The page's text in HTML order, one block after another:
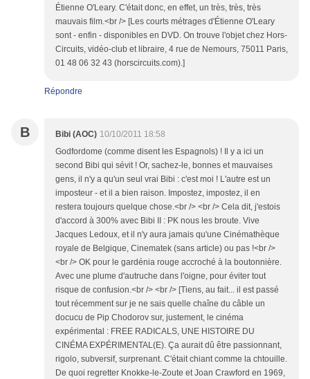
Étienne O'Leary. C'était donc, en effet, un très, très, très
mauvais film.<br /> [Les courts métrages d'Étienne O'Leary
sont - enfin - disponibles en DVD. On trouve l'objet chez Hors-
Circuits, vidéo-club et libraire, 4 rue de Nemours, 75011 Paris,
01 48 06 32 43 (horscircuits.com).]
Répondre
B Bibi (AOC) 10/10/2011 18:58
Godfordome (comme disent les Espagnols) ! Il y a ici un
second Bibi qui sévit ! Or, sachez-le, bonnes et mauvaises
gens, il n'y a qu'un seul vrai Bibi : c'est moi ! L'autre est un
imposteur - et il a bien raison. Impostez, impostez, il en
restera toujours quelque chose.<br /> <br /> Cela dit, j'estois
d'accord à 300% avec Bibi II : PK nous les broute. Vive
Jacques Ledoux, et il n'y aura jamais qu'une Cinémathèque
royale de Belgique, Cinematek (sans article) ou pas !<br />
<br /> OK pour le gardénia rouge accroché à la boutonnière.
Avec une plume d'autruche dans l'oigne, pour éviter tout
risque de confusion.<br /> <br /> [Tiens, au fait... il est passé
tout récemment sur je ne sais quelle chaîne du câble un
docucu de Pip Chodorov sur, justement, le cinéma
expérimental : FREE RADICALS, UNE HISTOIRE DU
CINÉMA EXPÉRIMENTAL(E). Ça aurait dû être passionnant,
rigolo, subversif, surprenant. C'était chiant comme la chtouille.
De quoi regretter Knokke-le-Zoute et Joan Crawford en 1969,